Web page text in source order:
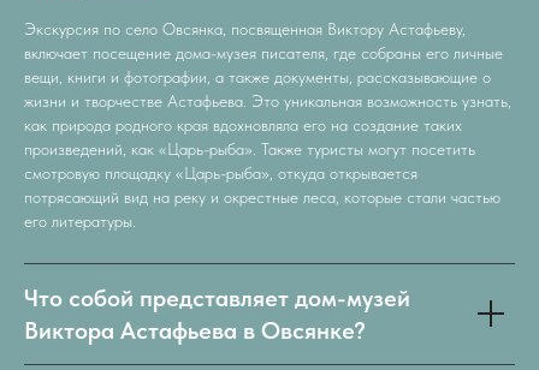
Экскурсия по село Овсянка, посвященная Виктору Астафьеву,
включает посещение дома-музея писателя, где собраны его личные
вещи, книги и фотографии, а также документы, рассказывающие о
жизни и творчестве Астафьева. Это уникальная возможность узнать,
как природа родного края вдохновляла его на создание таких
произведений, как «Царь-рыба». Также туристы могут посетить
смотровую площадку «Царь-рыба», откуда открывается
потрясающий вид на реку и окрестные леса, которые стали частью
его литературы.
Что собой представляет дом-музей
Виктора Астафьева в Овсянке?